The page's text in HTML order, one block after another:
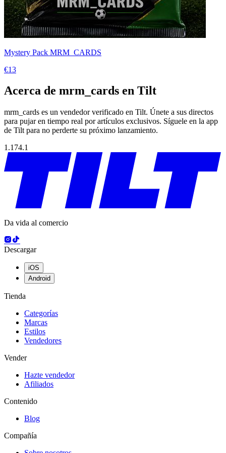
Mystery Pack MRM_CARDS
€13
Acerca de mrm_cards en Tilt
mrm_cards es un vendedor verificado en Tilt. Únete a sus directos
para pujar en tiempo real por artículos exclusivos. Síguele en la app
de Tilt para no perderte su próximo lanzamiento.
1.174.1
Da vida al comercio
Descargar
iOS
Android
Tienda
Categorías
Marcas
Estilos
Vendedores
Vender
Hazte vendedor
Afiliados
Contenido
Blog
Compañía